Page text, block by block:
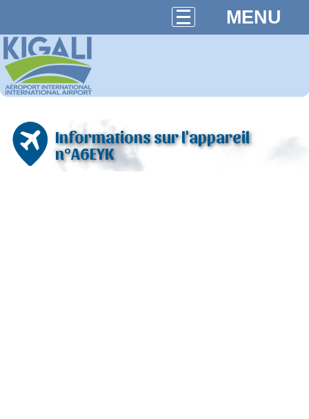
MENU
Informations sur l'appareil
n°A6EYK